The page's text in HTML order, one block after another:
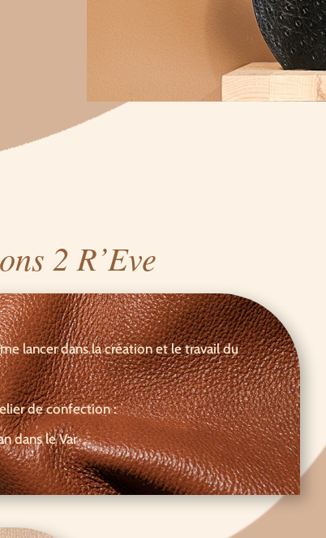
2 R’Eve
lancer dans la création et le travail du
de confection :
dans le Var